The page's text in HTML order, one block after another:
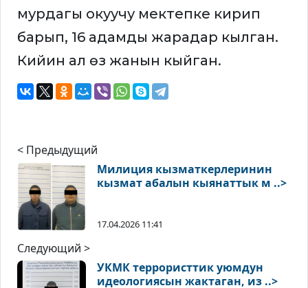
мурдагы окуучу мектепке кирип
барып, 16 адамды жарадар кылган.
Кийин ал өз жанын кыйган.
< Предыдущий
Милиция кызматкерлеринин
кызмат абалын кыянаттык м ..>
17.04.2026 11:41
Следующий >
УКМК террористтик уюмдун
идеологиясын жактаган, из ..>